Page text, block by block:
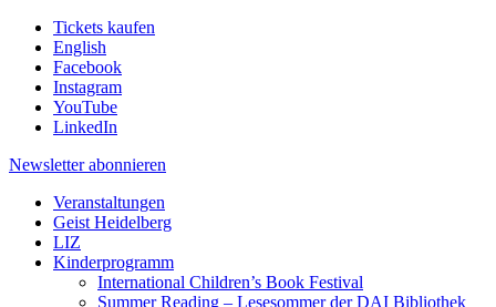
Tickets kaufen
English
Facebook
Instagram
YouTube
LinkedIn
Newsletter abonnieren
Veranstaltungen
Geist Heidelberg
LIZ
Kinderprogramm
International Children’s Book Festival
Summer Reading – Lesesommer der DAI Bibliothek